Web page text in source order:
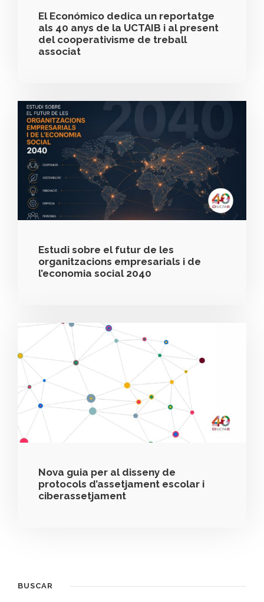
El Económico dedica un reportatge
als 40 anys de la UCTAIB i al present
del cooperativisme de treball
associat
Estudi sobre el futur de les
organitzacions empresarials i de
l’economia social 2040
Nova guia per al disseny de
protocols d’assetjament escolar i
ciberassetjament
BUSCAR